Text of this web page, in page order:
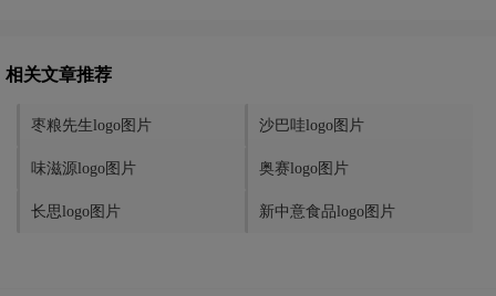
相关文章推荐
枣粮先生logo图片 沙巴哇logo图片
味滋源logo图片 奥赛logo图片
长思logo图片 新中意食品logo图片